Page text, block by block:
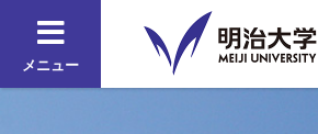
メニュー